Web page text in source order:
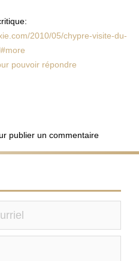
2010/05/chypre-visite-du-
pouvoir répondre
publier un commentaire